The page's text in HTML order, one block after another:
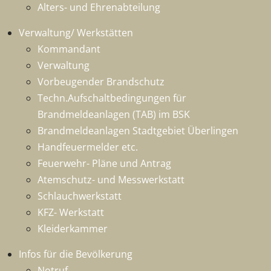
Alters- und Ehrenabteilung
Verwaltung/ Werkstätten
Kommandant
Verwaltung
Vorbeugender Brandschutz
Techn.Aufschaltbedingungen für
Brandmeldeanlagen (TAB) im BSK
Brandmeldeanlagen Stadtgebiet Überlingen
Handfeuermelder etc.
Feuerwehr- Pläne und Antrag
Atemschutz- und Messwerkstatt
Schlauchwerkstatt
KFZ- Werkstatt
Kleiderkammer
Infos für die Bevölkerung